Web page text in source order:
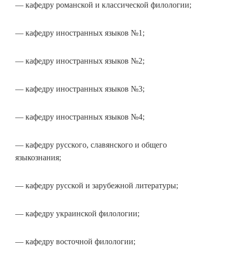
— кафедру романской и классической филологии;
— кафедру иностранных языков №1;
— кафедру иностранных языков №2;
— кафедру иностранных языков №3;
— кафедру иностранных языков №4;
— кафедру русского, славянского и общего
языкознания;
— кафедру русской и зарубежной литературы;
— кафедру украинской филологии;
— кафедру восточной филологии;